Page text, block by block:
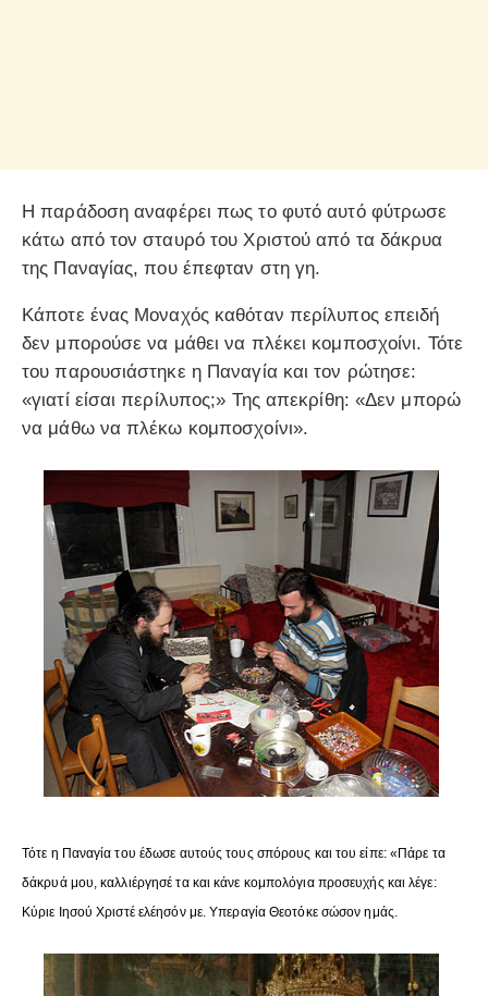
Η παράδοση αναφέρει πως το φυτό αυτό φύτρωσε
κάτω από τον σταυρό του Χριστού από τα δάκρυα
της Παναγίας, που έπεφταν στη γη.
Κάποτε ένας Μοναχός καθόταν περίλυπος επειδή
δεν μπορούσε να μάθει να πλέκει κομποσχοίνι. Τότε
του παρουσιάστηκε η Παναγία και τον ρώτησε:
«γιατί είσαι περίλυπος;» Της απεκρίθη: «Δεν μπορώ
να μάθω να πλέκω κομποσχοίνι».
Τότε η Παναγία του έδωσε αυτούς τους σπόρους και του είπε: «Πάρε τα
δάκρυά μου, καλλιέργησέ τα και κάνε κομπολόγια προσευχής και λέγε:
Κύριε Ιησού Χριστέ ελέησόν με. Υπεραγία Θεοτόκε σώσον ημάς.